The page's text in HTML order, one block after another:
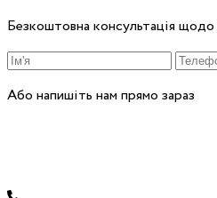
Безкоштовна консультація
Або напишіть нам прямо зараз